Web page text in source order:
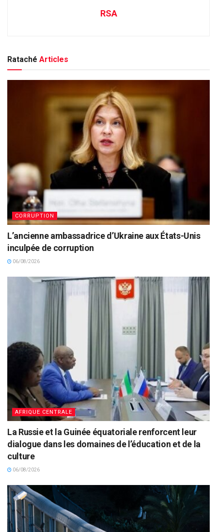
RSA
Rataché Articles
CORRUPTION
L’ancienne ambassadrice d’Ukraine aux États-Unis
inculpée de corruption
06/08/2026
AFRIQUE CENTRALE
La Russie et la Guinée équatoriale renforcent leur
dialogue dans les domaines de l’éducation et de la
culture
06/08/2026